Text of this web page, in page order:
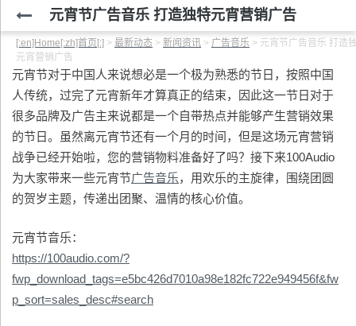
元宵节广告音乐 打造独特元宵营销广告
[:en]Home[:zh]首页[:] > 最新动态 > 新闻资讯 > 广告音乐 > 元宵节广告音乐 打造
元宵营销广告
元宵节对于中国人来说想必是一个极为熟悉的节日，按照中国
人传统，过完了元宵新年才算真正的结束，因此这一节日对于
很多品牌及广告主来说都是一个自带热点并能够产生营销效果
的节日。虽然离元宵节还有一个月的时间，但是这场元宵营销
战争已经开始啦，您的营销物料准备好了吗？接下来100Audio
为大家带来一些元宵节广告音乐，用欢乐的主旋律，围绕团圆
的贺岁主题，传递出团聚、温情的核心价值。
元宵节音乐：
https://100audio.com/?
fwp_download_tags=e5bc426d7010a98e182fc722e949456f&fw
p_sort=sales_desc#search